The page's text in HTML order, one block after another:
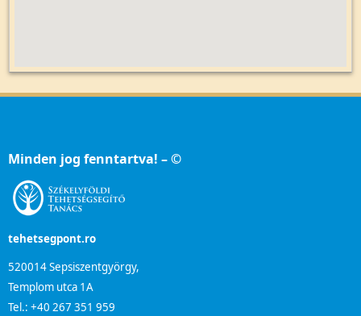
Minden jog fenntartva! – ©
tehetsegpont.ro
520014 Sepsiszentgyörgy,
Templom utca 1A
Tel.: +40 267 351 959